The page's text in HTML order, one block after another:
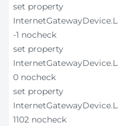
set property
-1 nocheck
set property
0 nocheck
set property
1102 nocheck